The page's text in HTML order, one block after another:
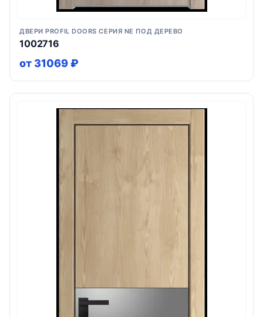
ДВЕРИ PROFIL DOORS СЕРИЯ NE ПОД ДЕРЕВО
1002716
от 31069 ₽